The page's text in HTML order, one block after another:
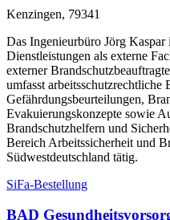
Kenzingen, 79341
Das Ingenieurbüro Jörg
Dienstleistungen als externe
externer
umfasst arbeitsschutzrechtliche
Gefährdungsbeurteilungen,
Evakuierungskonzepte sowie
Brandschutzhelfern und
Bereich Arbeitssicherheit und
Südwestdeutschland tätig.
SiFa-Bestellung
BAD